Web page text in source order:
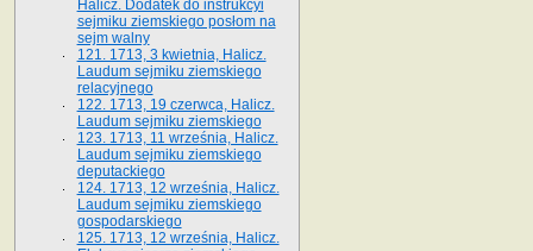
Halicz. Dodatek do instrukcyi
sejmiku ziemskiego posłom na
sejm walny
121. 1713, 3 kwietnia, Halicz.
Laudum sejmiku ziemskiego
relacyjnego
122. 1713, 19 czerwca, Halicz.
Laudum sejmiku ziemskiego
123. 1713, 11 września, Halicz.
Laudum sejmiku ziemskiego
deputackiego
124. 1713, 12 września, Halicz.
Laudum sejmiku ziemskiego
gospodarskiego
125. 1713, 12 września, Halicz.